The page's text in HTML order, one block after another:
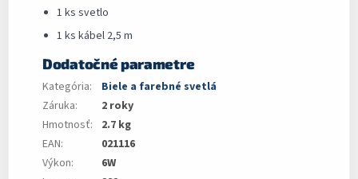
1 ks svetlo
1 ks kábel 2,5 m
Dodatočné parametre
Kategória:
Biele a farebné svetlá
Záruka:
2 roky
Hmotnosť:
2.7 kg
EAN:
021116
Výkon:
6W